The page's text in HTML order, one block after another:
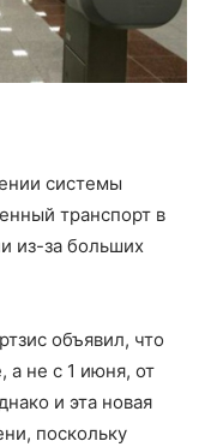
системы
транспорт в
из-за больших
объявил, что
а не с 1 июня, от
и эта новая
поскольку